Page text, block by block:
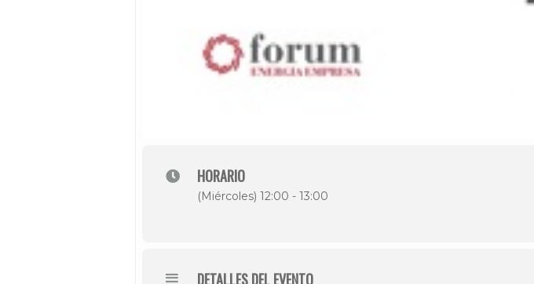
HORARIO
(Miércoles) 12:00 - 13:00
DETALLES DEL EVENTO